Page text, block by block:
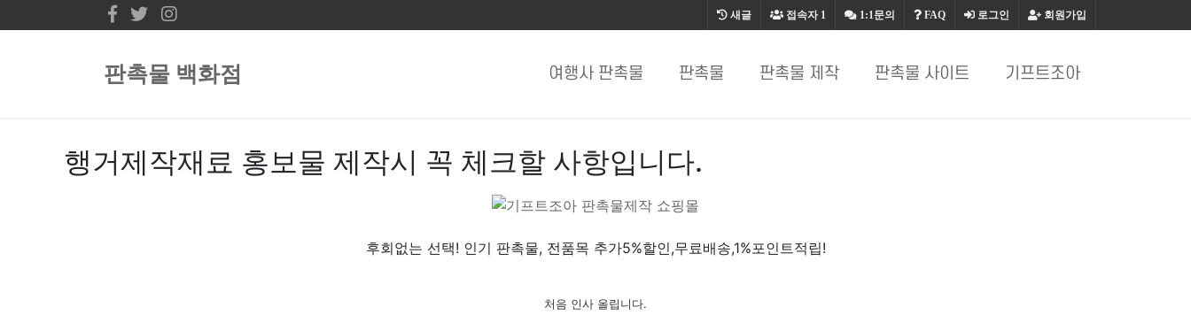
회원가입
로그인
FAQ
1:1문의
접속자1
새글
판촉물 백화점 여행사 판촉물 판촉물 판촉물 제작 판촉물 사이트 기프트조아
행거제작재료 홍보물 제작시 꼭 체크할 사항입니다.
후회없는 선택! 인기 판촉물, 전품목 추가5%할인,무료배송,1%포인트적립!
처음 인사 올립니다.